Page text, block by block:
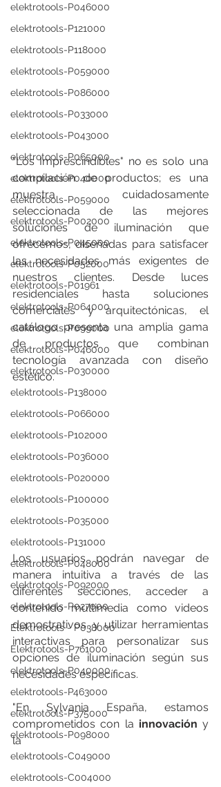
elektrotools-P046000
elektrotools-P121000
elektrotools-P118000
elektrotools-P059000
elektrotools-P086000
elektrotools-P033000
elektrotools-P043000
elektrotools-P065000
elektrotools-P040000
elektrotools-P059000
elektrotools-P002000
elektrotools-P045000
elektrotools-P052000
elektrotools-P01961
elektrotools-P064000
elektrotools-P099000
elektrotools-P046000
elektrotools-P030000
elektrotools-P138000
elektrotools-P066000
elektrotools-P102000
elektrotools-P036000
elektrotools-P020000
elektrotools-P100000
elektrotools-P035000
elektrotools-P131000
elektrotools-P048000
elektrotools-P092000
elektrotools-P027000
Elektrotools - P038000
Elektrotools-P761000
elektrotools-P040000
elektrotools-P463000
elektrotools-P375000
elektrotools-P098000
elektrotools-C049000
elektrotools-C004000
"Los Imprescindibles" no es solo una
compilación de productos; es una
muestra cuidadosamente
seleccionada de las mejores
soluciones de iluminación que
ofrecemos, diseñadas para satisfacer
las necesidades más exigentes de
nuestros clientes. Desde luces
residenciales hasta soluciones
comerciales y arquitectónicas, el
catálogo presenta una amplia gama
de productos que combinan
tecnología avanzada con diseño
estético.
Los usuarios podrán navegar de
manera intuitiva a través de las
diferentes secciones, acceder a
contenido multimedia como videos
demostrativos, y utilizar herramientas
interactivas para personalizar sus
opciones de iluminación según sus
necesidades específicas.
"En Sylvania España, estamos
comprometidos con la innovación y
la